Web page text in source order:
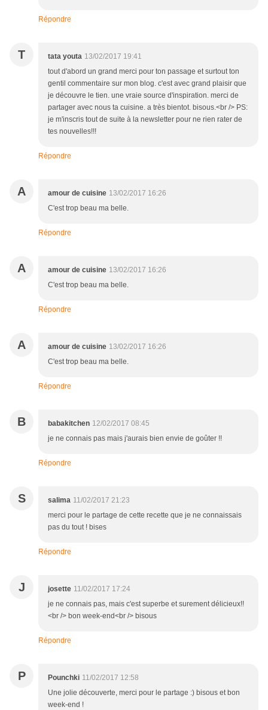
Répondre
T tata youta 13/02/2017 19:41
tout d'abord un grand merci pour ton passage et surtout ton
gentil commentaire sur mon blog. c'est avec grand plaisir que
je découvre le tien. une vraie source d'inspiration. merci de
partager avec nous ta cuisine. a très bientot. bisous.<br /> PS:
je m'inscris tout de suite à la newsletter pour ne rien rater de
tes nouvelles!!!
Répondre
A amour de cuisine 13/02/2017 16:26
C'est trop beau ma belle.
Répondre
A amour de cuisine 13/02/2017 16:26
C'est trop beau ma belle.
Répondre
A amour de cuisine 13/02/2017 16:26
C'est trop beau ma belle.
Répondre
B babakitchen 12/02/2017 08:45
je ne connais pas mais j'aurais bien envie de goûter !!
Répondre
S salima 11/02/2017 21:23
merci pour le partage de cette recette que je ne connaissais
pas du tout ! bises
Répondre
J josette 11/02/2017 17:24
je ne connais pas, mais c'est superbe et surement délicieux!!
<br /> bon week-end<br /> bisous
Répondre
P Pounchki 11/02/2017 12:58
Une jolie découverte, merci pour le partage :) bisous et bon
week-end !